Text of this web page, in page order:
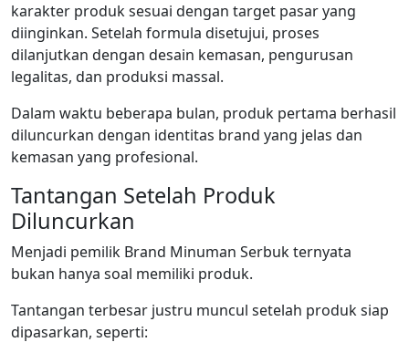
karakter produk sesuai dengan target pasar yang
diinginkan. Setelah formula disetujui, proses
dilanjutkan dengan desain kemasan, pengurusan
legalitas, dan produksi massal.
Dalam waktu beberapa bulan, produk pertama berhasil
diluncurkan dengan identitas brand yang jelas dan
kemasan yang profesional.
Tantangan Setelah Produk
Diluncurkan
Menjadi pemilik Brand Minuman Serbuk ternyata
bukan hanya soal memiliki produk.
Tantangan terbesar justru muncul setelah produk siap
dipasarkan, seperti: